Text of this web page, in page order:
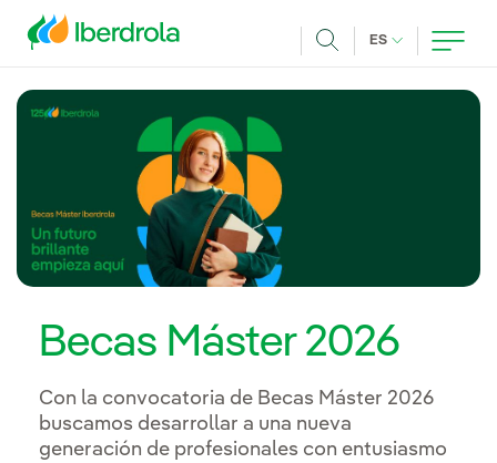
ES IDIOMA
Becas Máster 2026
Con la convocatoria de Becas Máster 2026
buscamos desarrollar a una nueva
generación de profesionales con entusiasmo